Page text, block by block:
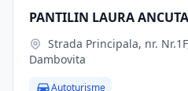
PANTILIN LAURA
Dambovita
Autoturisme